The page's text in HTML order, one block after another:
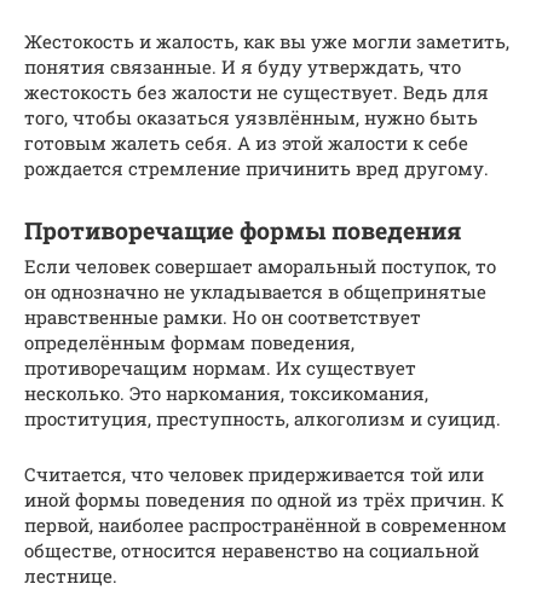
Жестокость и жалость, как вы уже могли заметить,
понятия связанные. И я буду утверждать, что
жестокость без жалости не существует. Ведь для
того, чтобы оказаться уязвлённым, нужно быть
готовым жалеть себя. А из этой жалости к себе
рождается стремление причинить вред другому.
Противоречащие формы поведения
Если человек совершает аморальный поступок, то
он однозначно не укладывается в общепринятые
нравственные рамки. Но он соответствует
определённым формам поведения,
противоречащим нормам. Их существует
несколько. Это наркомания, токсикомания,
проституция, преступность, алкоголизм и суицид.
Считается, что человек придерживается той или
иной формы поведения по одной из трёх причин. К
первой, наиболее распространённой в современном
обществе, относится неравенство на социальной
лестнице.